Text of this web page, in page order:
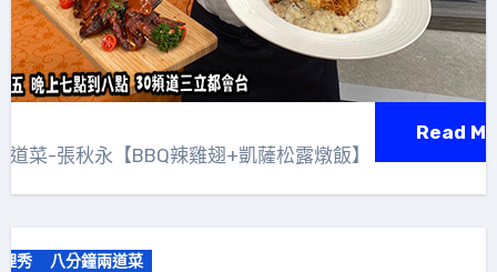
道菜-張秋永【BBQ辣雞翅+凱薩松露燉飯】
Read
秀 八分鐘兩道菜